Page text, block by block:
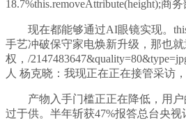
18.7%this.removeAttribute(height);商
现在都能够通过AI眼镜实现。
手艺冲破保守家电焕新升级，那也就
权，/
人 杨克晓：我现正在正在接管采访，
产物入手门槛正正在降低，用户的
过于供。半年斩获47%报答总台央